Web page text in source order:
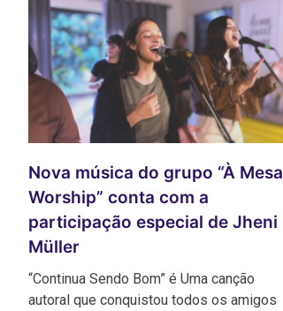
Nova música do grupo “À Mesa
Worship” conta com a
participação especial de Jheni
Müller
“Continua Sendo Bom” é Uma canção
autoral que conquistou todos os amigos